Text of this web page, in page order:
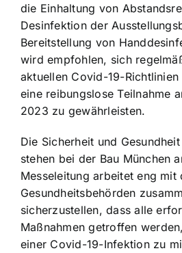
die Einhaltung von
Desinfektion der
Bereitstellung von
wird empfohlen, sich
aktuellen Covid-19-
eine reibungslose Teilnahme
2023 zu gewährleisten.
Die Sicherheit und
stehen bei der Bau München
Messeleitung arbeitet eng mit
Gesundheitsbehörden
sicherzustellen, dass alle
Maßnahmen getroffen
einer Covid-19-Infektion zu